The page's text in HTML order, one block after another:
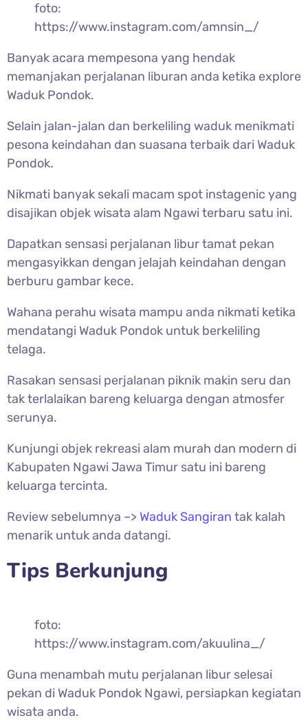
foto:
https://www.instagram.com/amnsin_/
Banyak acara mempesona yang hendak
memanjakan perjalanan liburan anda ketika explore
Waduk Pondok.
Selain jalan-jalan dan berkeliling waduk menikmati
pesona keindahan dan suasana terbaik dari Waduk
Pondok.
Nikmati banyak sekali macam spot instagenic yang
disajikan objek wisata alam Ngawi terbaru satu ini.
Dapatkan sensasi perjalanan libur tamat pekan
mengasyikkan dengan jelajah keindahan dengan
berburu gambar kece.
Wahana perahu wisata mampu anda nikmati ketika
mendatangi Waduk Pondok untuk berkeliling
telaga.
Rasakan sensasi perjalanan piknik makin seru dan
tak terlalaikan bareng keluarga dengan atmosfer
serunya.
Kunjungi objek rekreasi alam murah dan modern di
Kabupaten Ngawi Jawa Timur satu ini bareng
keluarga tercinta.
Review sebelumnya –> Waduk Sangiran tak kalah
menarik untuk anda datangi.
Tips Berkunjung
foto:
https://www.instagram.com/akuulina_/
Guna menambah mutu perjalanan libur selesai
pekan di Waduk Pondok Ngawi, persiapkan kegiatan
wisata anda.